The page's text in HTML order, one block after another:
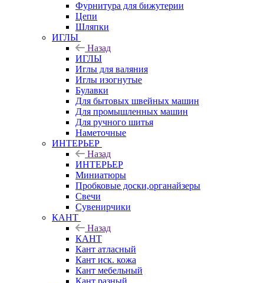
Фурнитура для бижутерии
Цепи
Шляпки
ИГЛЫ
Назад
ИГЛЫ
Иглы для валяния
Иглы изогнутые
Булавки
Для бытовых швейных машин
Для промышленных машин
Для ручного шитья
Наметочные
ИНТЕРЬЕР
Назад
ИНТЕРЬЕР
Миниатюры
Пробковые доски,органайзеры
Свечи
Сувенирчики
КАНТ
Назад
КАНТ
Кант атласный
Кант иск. кожа
Кант мебельный
Кант разный